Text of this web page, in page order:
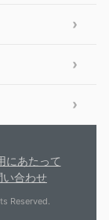
にあたって
い合わせ
Reserved.